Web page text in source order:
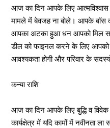
आज का दिन आपके लिए
मामले में बेवजह ना बोले। आपके बॉस
आपका अटका हुआ धन आपको मिल
डील को फाइनल करने के लिए आपको
आवश्यकता होगी और परिवार के
कन्या राशि
आज का दिन आपके लिए बुद्धि व
कार्यक्षेत्र में यदि कामों में नवीनता